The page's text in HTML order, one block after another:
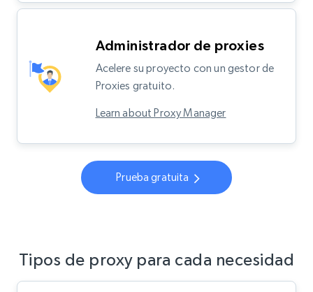
Administrador de proxies
Acelere su proyecto con un gestor de
Proxies gratuito.
Learn about Proxy Manager
Prueba gratuita
Tipos de proxy para cada necesidad